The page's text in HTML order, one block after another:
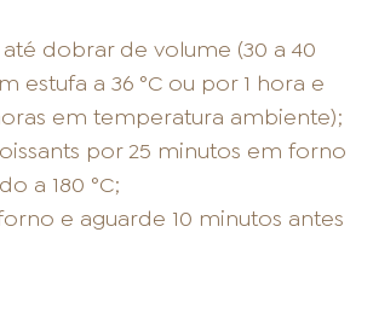
dobrar de volume (30 a 40
estufa a 36 °C ou por 1 hora e
em temperatura ambiente);
por 25 minutos em forno
a 180 °C;
e aguarde 10 minutos antes